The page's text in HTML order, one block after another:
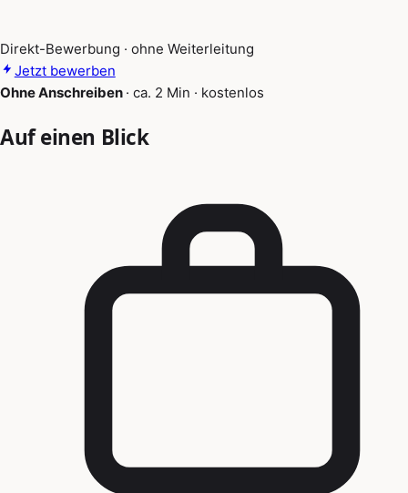
Direkt-Bewerbung · ohne Weiterleitung
Jetzt bewerben
Ohne Anschreiben · ca. 2 Min · kostenlos
Auf einen Blick